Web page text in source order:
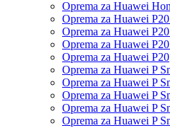
Oprema za Huawei
Oprema za Huawei
Oprema za Huawei
Oprema za Huawei
Oprema za Huawei P20
Oprema za Huawei P
Oprema za Huawei P
Oprema za Huawei P
Oprema za Huawei P
Oprema za Huawei P